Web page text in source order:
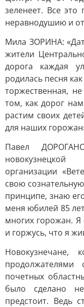
зеленеет. Все это
неравнодушию и
Мила ЗОРИНА:
жители
дорога каждая
родилась песня
торжественная,
том, как дорог
растим своих
для наших
Павел
организации
свою
принципе, знаю
меня юбилей 85
многих горожан. Я
и горжусь, что я
Новокузнечане,
продолжателями
почетных
было сделано
предстоит. Ведь